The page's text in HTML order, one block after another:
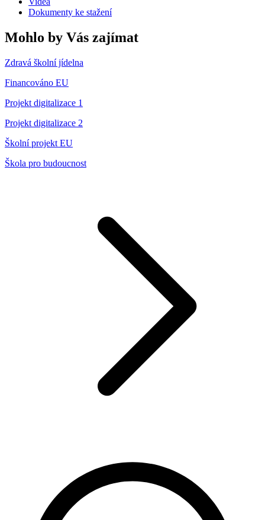
Dokumenty ke stažení
Mohlo by Vás zajímat
Zdravá školní jídelna
Financováno EU
Projekt digitalizace 1
Projekt digitalizace 2
Školní projekt EU
Škola pro budoucnost